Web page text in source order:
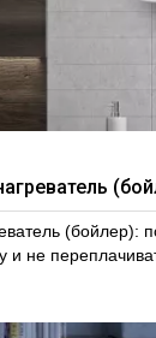
(бойлер):
и не